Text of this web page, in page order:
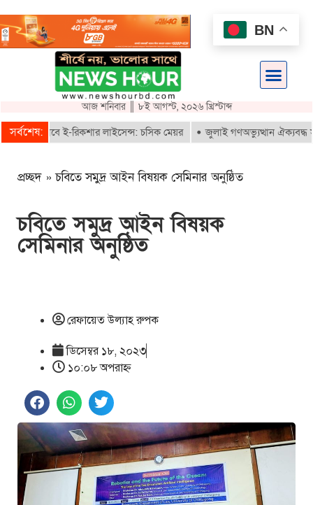
আজ শনিবার ║ ৮ই আগস্ট, ২০২৬ খ্রিস্টাব্দ
সর্বশেষ:
পাবে ই-রিকশার লাইসেন্স: চসিক মেয়র জুলাই গণঅভ্যুত্থান ঐক্যবদ্ধ
প্রচ্ছদ »চবিতে সমুদ্র আইন বিষয়ক সেমিনার অনুষ্ঠিত
চবিতে সমুদ্র আইন বিষয়ক
সেমিনার অনুষ্ঠিত
রেফায়েত উল্যাহ রুপক
ডিসেম্বর ১৮, ২০২৩
১০:০৮ অপরাহ্ণ
BN